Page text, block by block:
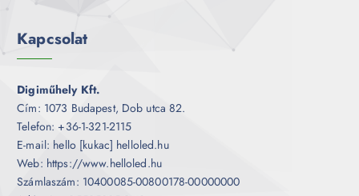
Kapcsolat
Digiműhely Kft.
Cím: 1073 Budapest, Dob utca 82.
Telefon: +36-1-321-2115
E-mail: hello [kukac] helloled.hu
Web: https://www.helloled.hu
Számlaszám: 10400085-00800178-00000000